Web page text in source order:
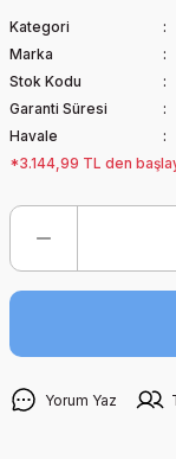
Kategori
Marka
Stok Kodu
Garanti Süresi
Havale
*3.144,99 TL den
Yorum Yaz